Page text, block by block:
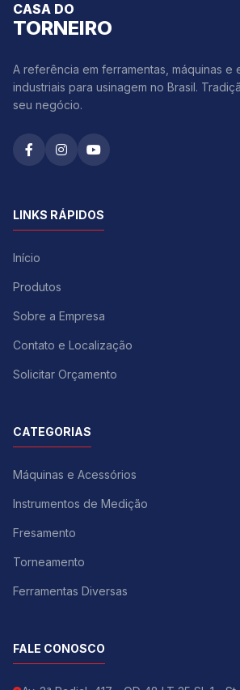
CASA DO
TORNEIRO
A referência em ferramentas, máquinas e
industriais para usinagem no Brasil.
seu negócio.
LINKS RÁPIDOS
Início
Produtos
Sobre a Empresa
Contato e Localização
Solicitar Orçamento
CATEGORIAS
Máquinas e Acessórios
Instrumentos de Medição
Fresamento
Torneamento
Ferramentas Diversas
FALE CONOSCO